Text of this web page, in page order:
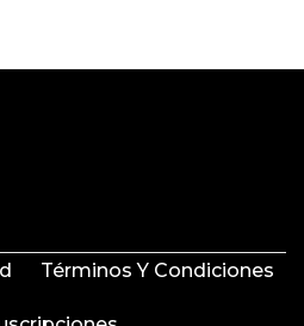
Términos Y Condiciones